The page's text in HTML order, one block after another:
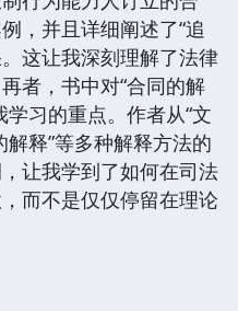
，并且详细阐述了“追
这让我深刻理解了法律
者，书中对“合同的解
习的重点。作者从“文
解释”等多种解释方法的
让我学到了如何在司法
而不是仅仅停留在理论